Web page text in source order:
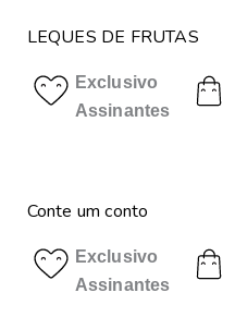
LEQUES DE FRUTAS
Exclusivo
Assinantes
Conte um conto
Exclusivo
Assinantes